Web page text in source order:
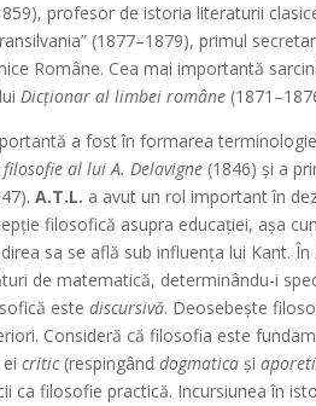
profesor de istoria literaturii
(1877–1879), primul
Române. Cea mai importantă
Dicţionar al limbei române
a fost în formarea
al lui A. Delavigne (1846) şi a
A.T.L. a avut un rol important în
filosofică asupra educaţiei, aşa
sa se află sub influenţa lui Kant. În
de matematică, determinându-i
estediscursivă. Deosebeşte
Consideră că filosofia este
eicritic(respingânddogmatica şi
ca filosofie practică. Incursiunea în